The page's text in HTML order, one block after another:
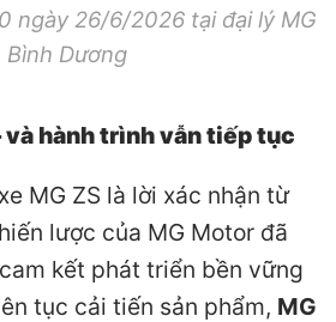
ngày 26/6/2026 tại đại lý MG
Bình Dương
hành trình vẫn tiếp tục
MG ZS là lời xác nhận từ
lược của MG Motor đã
kết phát triển bền vững
tục cải tiến sản phẩm, MG